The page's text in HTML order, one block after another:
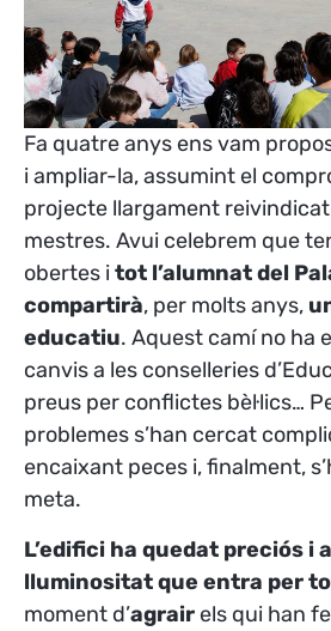
Fa quatre anys ens vam
i ampliar-la, assumint el
projecte llargament
mestres. Avui celebrem que
obertes i tot l’alumnat del
compartirà, per molts anys,
educatiu. Aquest camí no ha
canvis a les conselleries
preus per conflictes bèl·lics…
problemes s’han cercat
encaixant peces i, finalment,
meta.
L’edifici ha quedat preciós i
lluminositat que entra per
moment d’agrair els qui han